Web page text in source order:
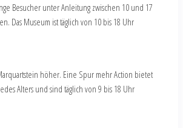
Besucher unter Anleitung zwischen 10 und 17
Das Museum ist täglich von 10 bis 18 Uhr
höher. Eine Spur mehr Action bietet
Alters und sind täglich von 9 bis 18 Uhr